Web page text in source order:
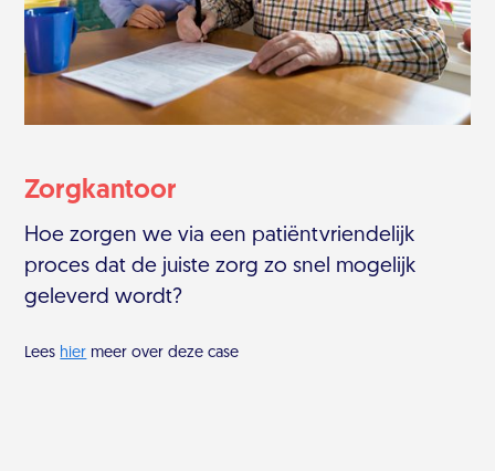
Zorgkantoor
Hoe zorgen we via een patiëntvriendelijk
proces dat de juiste zorg zo snel mogelijk
geleverd wordt?
Lees hier meer over deze case